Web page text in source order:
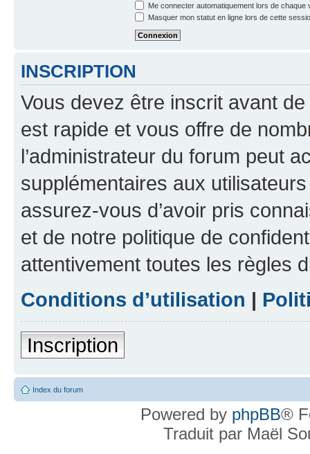
Me connecter automatiquement lors de chaque
Masquer mon statut en ligne lors de cette
INSCRIPTION
Vous devez être inscrit avant
est rapide et vous offre de
l’administrateur du forum peut
supplémentaires aux
assurez-vous d’avoir pris
et de notre politique de
attentivement toutes les règles
Conditions d’utilisation |
Inscription
Index du forum
Powered by phpBB®
Traduit par Maël